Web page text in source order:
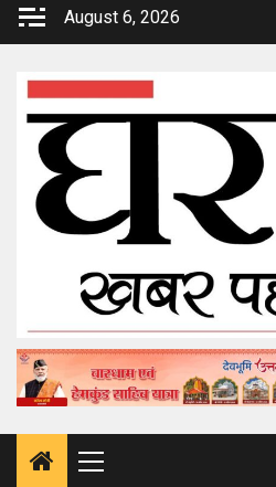
Skip
August 6, 2026
Primary